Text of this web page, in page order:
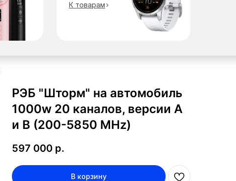
К товарам
РЭБ "Шторм" на автомобиль
1000w 20 каналов, версии A
и B (200-5850 MHz)
597 000 р.
В корзину